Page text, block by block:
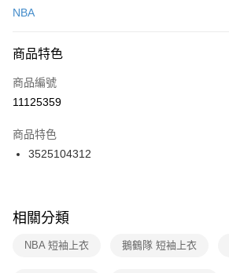
便利好安心！
３．安心：先確認商品／服務後，再付款。
【「AFTEE先享後付」結帳流程】
１．於結帳方式選擇「AFTEE先享後付」後，將跳
２．訂單成立數日內，您將收到繳費通知簡訊。
３．收到繳費通知簡訊後14天內，點擊此簡訊中的
ATM／網路銀行／等多元方式進行付款，方視為交
※ 交易是否成功請以「AFTEE先享後付 」之結帳
是否繳費成功／繳費後需取消欲退款等相關疑問，
客戶支援中心」https://
運送方式
每筆NT$100，滿NT$1,500(含以上)免運費
宅配
每筆NT$100，滿NT$1,500(含以上)免運費
付款後門市自取
每筆NT$100，滿NT$1,500(含以上)免運費
NBA
商品特色
商品編號
11125359
商品特色
3525104312
相關分類
NBA 短袖上衣 鵝鶴隊 短袖上衣